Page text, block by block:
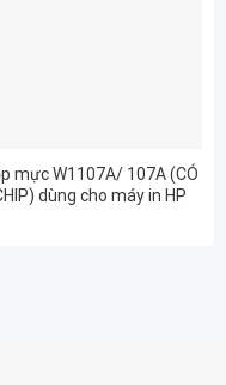
mực W1107A/ 107A (CÓ
dùng cho máy in HP